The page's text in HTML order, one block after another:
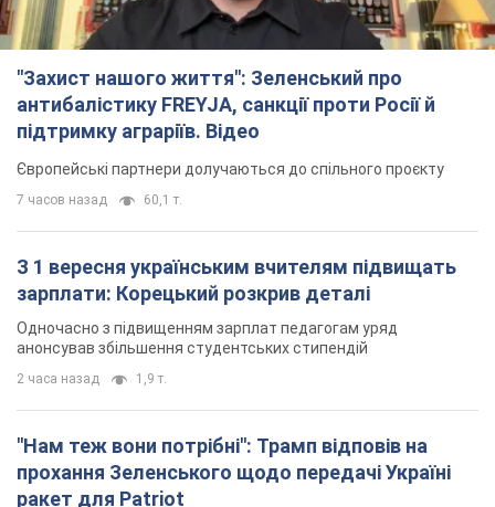
"Захист нашого життя": Зеленський про
антибалістику FREYJA, санкції проти Росії й
підтримку аграріїв. Відео
Європейські партнери долучаються до спільного проєкту
7 часов назад 60,1 т.
З 1 вересня українським вчителям підвищать
зарплати: Корецький розкрив деталі
Одночасно з підвищенням зарплат педагогам уряд
анонсував збільшення студентських стипендій
2 часа назад 1,9 т.
"Нам теж вони потрібні": Трамп відповів на
прохання Зеленського щодо передачі Україні
ракет для Patriot